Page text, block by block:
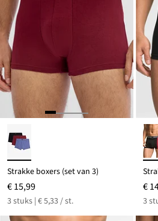
Strakke boxers (set van 3)
€ 15,99
3 stuks | € 5,33 / st.
€
3